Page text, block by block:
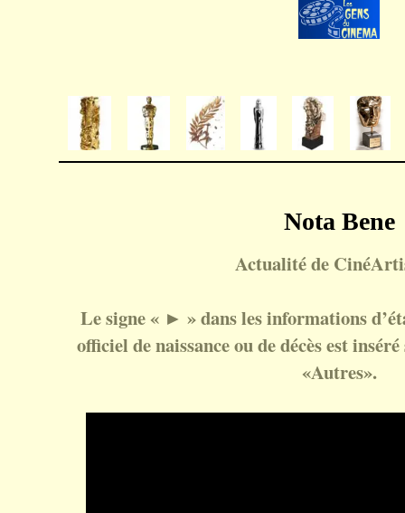
Nota Bene
Actualité de
Le signe « ► » dans les informations
officiel de naissance ou de décès est
«Autres».